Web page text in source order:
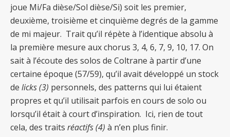
joue Mi/Fa dièse/Sol dièse/Si) soit les premier,
deuxième, troisième et cinquième degrés de la gamme
de mi majeur. Trait qu’il répète à l’identique absolu à
la première mesure aux chorus 3, 4, 6, 7, 9, 10, 17. On
sait à l’écoute des solos de Coltrane à partir d’une
certaine époque (57/59), qu’il avait développé un stock
de licks (3) personnels, des patterns qui lui étaient
propres et qu’il utilisait parfois en cours de solo ou
lorsqu’il était à court d’inspiration. Ici, rien de tout
cela, des traits réactifs (4) à n’en plus finir.